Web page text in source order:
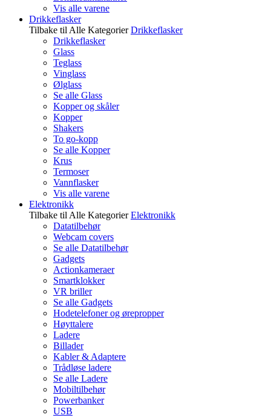
Vis alle varene
Drikkeflasker
Tilbake til Alle Kategorier Drikkeflasker
Drikkeflasker
Glass
Teglass
Vinglass
Ølglass
Se alle Glass
Kopper og skåler
Kopper
Shakers
To go-kopp
Se alle Kopper
Krus
Termoser
Vannflasker
Vis alle varene
Elektronikk
Tilbake til Alle Kategorier Elektronikk
Datatilbehør
Webcam covers
Se alle Datatilbehør
Gadgets
Actionkameraer
Smartklokker
VR briller
Se alle Gadgets
Hodetelefoner og ørepropper
Høyttalere
Ladere
Billader
Kabler & Adaptere
Trådløse ladere
Se alle Ladere
Mobiltilbehør
Powerbanker
USB